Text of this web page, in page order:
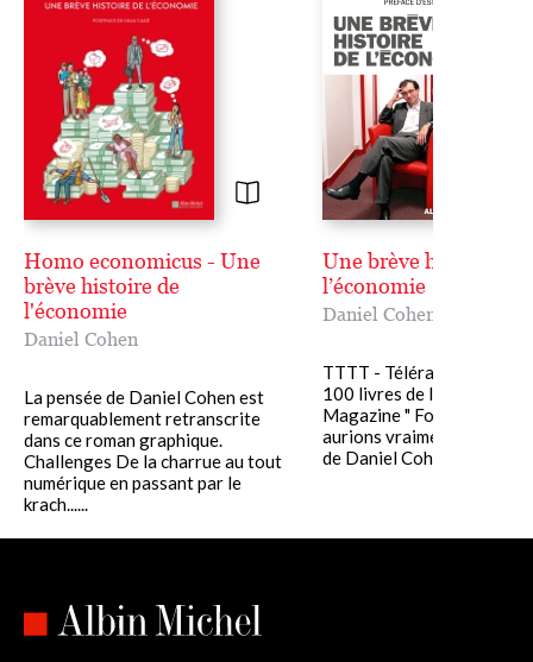
Homo economicus - Une
brève histoire de
l'économie
Daniel Cohen
La pensée de Daniel Cohen est
remarquablement retranscrite
dans ce roman graphique.
Challenges De la charrue au tout
numérique en passant par le
krach......
Une brève histoire de
l’économie
Daniel Cohen
TTTT - Télérama
100 livres de l'année
Magazine " Formidable.
aurions vraiment encore
de Daniel Cohen. " Les